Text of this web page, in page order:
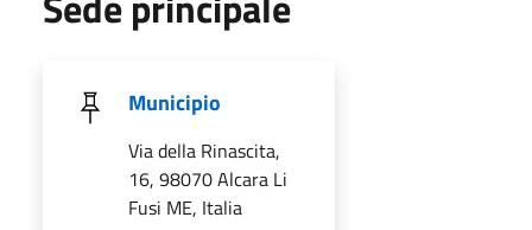
Municipio
Via della Rinascita,
16, 98070 Alcara Li
Fusi ME, Italia